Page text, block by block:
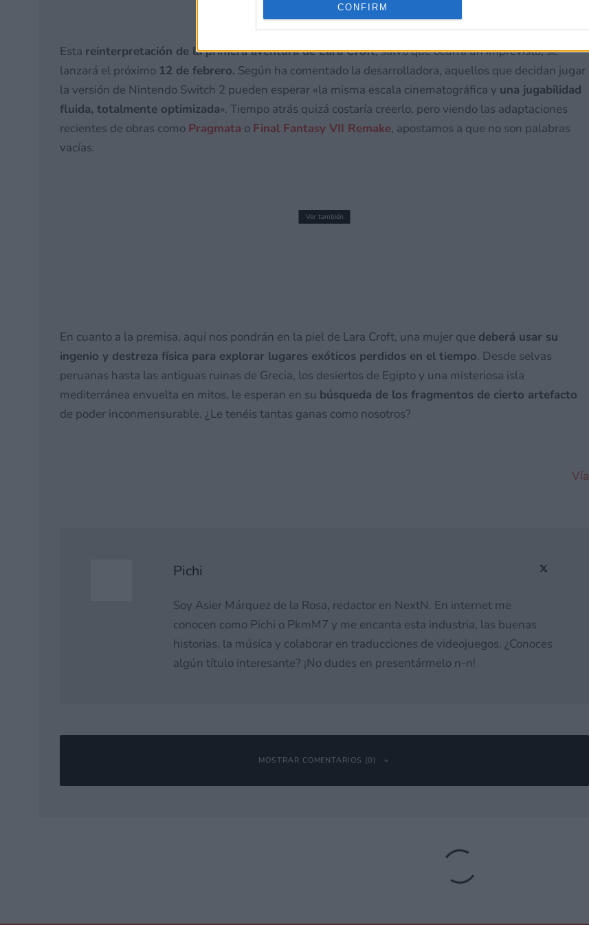
CONFIRM
Esta reinterpretación de la primera aventura de Lara Croft, salvo que ocurra un imprevisto, se
lanzará el próximo 12 de febrero. Según ha comentado la desarrolladora, aquellos que decidan jugar
la versión de Nintendo Switch 2 pueden esperar «la misma escala cinematográfica y una jugabilidad
fluida, totalmente optimizada». Tiempo atrás quizá costaría creerlo, pero viendo las adaptaciones
recientes de obras como Pragmata o Final Fantasy VII Remake, apostamos a que no son palabras
vacías.
Ver también
En cuanto a la premisa, aquí nos pondrán en la piel de Lara Croft, una mujer que deberá usar su
ingenio y destreza física para explorar lugares exóticos perdidos en el tiempo. Desde selvas
peruanas hasta las antiguas ruinas de Grecia, los desiertos de Egipto y una misteriosa isla
mediterránea envuelta en mitos, le esperan en su búsqueda de los fragmentos de cierto artefacto
de poder inconmensurable. ¿Le tenéis tantas ganas como nosotros?
Vía
Pichi
Soy Asier Márquez de la Rosa, redactor en NextN. En internet me
conocen como Pichi o PkmM7 y me encanta esta industria, las buenas
historias, la música y colaborar en traducciones de videojuegos. ¿Conoces
algún título interesante? ¡No dudes en presentármelo n-n!
MOSTRAR COMENTARIOS (0)